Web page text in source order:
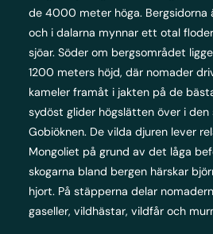
de 4000 meter höga. Bergsidorna
och i dalarna mynnar ett otal
sjöar. Söder om bergsområdet
1200 meters höjd, där nomader
kameler framåt i jakten på de
sydöst glider högslätten över i den
Gobiöknen. De vilda djuren lever
Mongoliet på grund av det låga
skogarna bland bergen härskar
hjort. På stäpperna delar
gaseller, vildhästar, vildfår och